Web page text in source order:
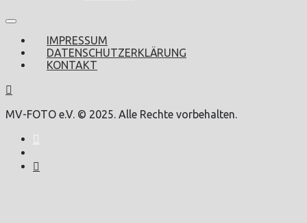
IMPRESSUM
DATENSCHUTZERKLÄRUNG
KONTAKT
MV-FOTO e.V. © 2025. Alle Rechte vorbehalten.